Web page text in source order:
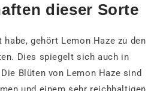
dieser Sorte
gehört Lemon Haze zu den
Dies spiegelt sich auch in
Blüten von Lemon Haze sind